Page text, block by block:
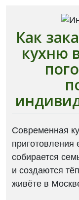
Как
кухню
Современная
собирается
и создаются
живёте в